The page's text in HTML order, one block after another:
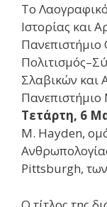
Το
Ιστορίας και
Πανεπιστήμιο
Σλαβικών και
Πανεπιστήμιο
Τετάρτη, 6
M. Hayden,
Pittsburgh,